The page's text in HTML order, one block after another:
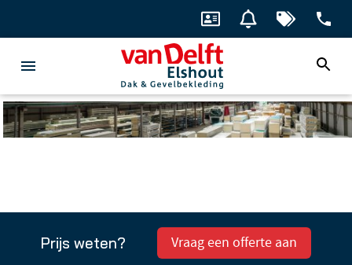
Prijs weten? Vraag een offerte aan